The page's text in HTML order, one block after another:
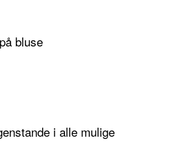
bluse
i alle mulige